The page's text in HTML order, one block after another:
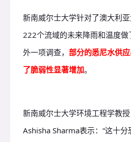
新南威尔士大学针对了澳大利
222个流域的未来降雨和温度做
外一项调查， 部分的悉尼水供
了脆弱性显著增加。
新南威尔士大学环境工程学教授
Ashisha Sharma表示：“这十分